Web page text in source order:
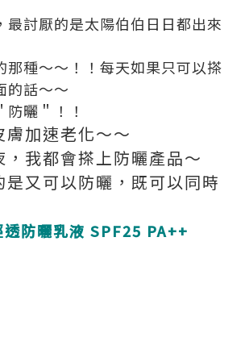
最討厭的是太陽伯伯日日都出來
那種～～！！每天如果只可以搽
的話～～
曬＂！！
膚加速老化～～
，我都會搽上防曬產品～
是又可以防曬，既可以同時
透防曬乳液 SPF25 PA++